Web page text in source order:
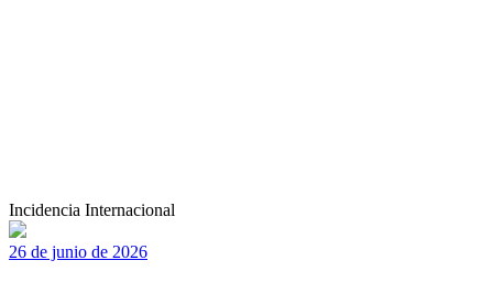
Incidencia Internacional
26 de junio de 2026